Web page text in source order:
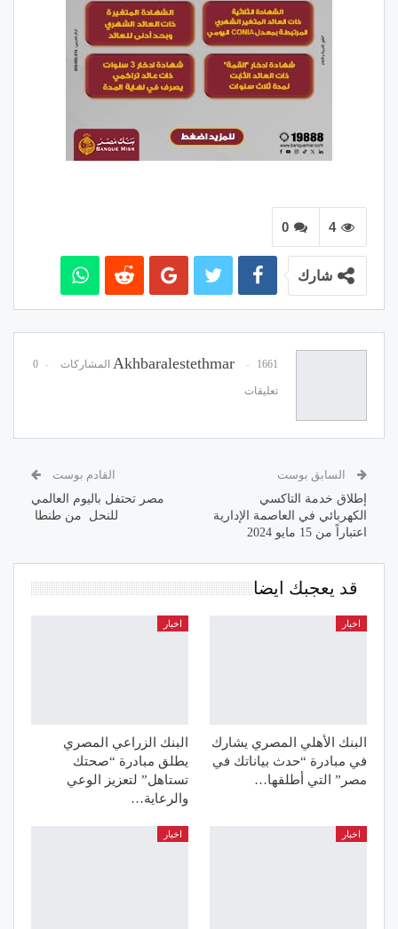
0 4
شارك
Akhbaralestethmar 1661 المشاركات 0
تعليقات
السابق بوست
إطلاق خدمة التاكسي
الكهربائي في العاصمة الإدارية
اعتباراً من 15 مايو 2024
القادم بوست
مصر تحتفل باليوم العالمي
للنحل من طنطا
قد يعجبك ايضا
اخبار
البنك الأهلي المصري يشارك
في مبادرة “حدث بياناتك في
مصر” التي أطلقها…
اخبار
البنك الزراعي المصري
يطلق مبادرة “صحتك
تستاهل” لتعزيز الوعي
والرعاية…
اخبار اخبار